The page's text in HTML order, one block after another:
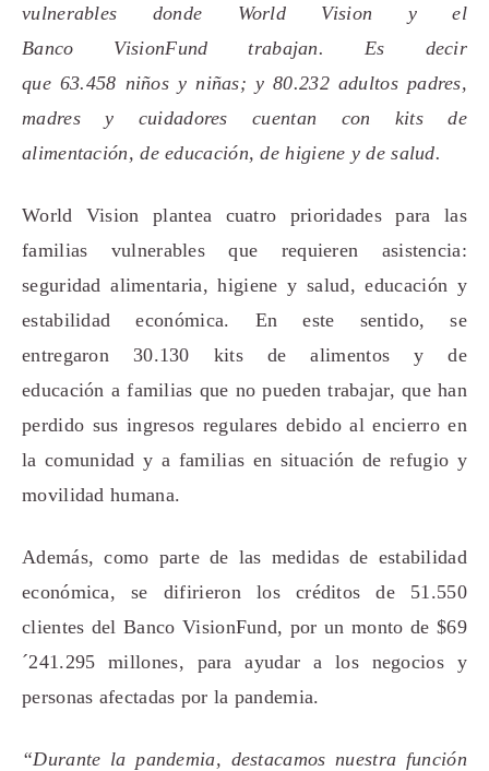
vulnerables donde World Vision y el
Banco VisionFund trabajan. Es decir
que63.458 niños y niñas; y 80.232 adultos padres,
madres y cuidadorescuentan con kits de
alimentación, de educación, de higiene y desalud.
World Vision plantea cuatro prioridades para las
familias vulnerables que requieren asistencia:
seguridad alimentaria, higiene y salud, educación y
estabilidad económica. En este sentido, se
entregaron
30.130 kits de alimentos y de
educación afamilias que no pueden trabajar, que han
perdido sus ingresos regulares debido al encierro en
la comunidad y a familias en situación de refugio y
movilidad humana.
Además, como parte de las medidas de estabilidad
económica,
se difirieron los créditos de 51.550
clientes del Banco VisionFund, por un monto de $69
´241.295 millones, paraayudar a los negocios y
personas afectadas por la pandemia.
“Durante la pandemia, destacamos nuestra función